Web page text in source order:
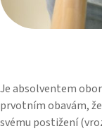
Je absolventem
prvotním obavám,
svému postižení